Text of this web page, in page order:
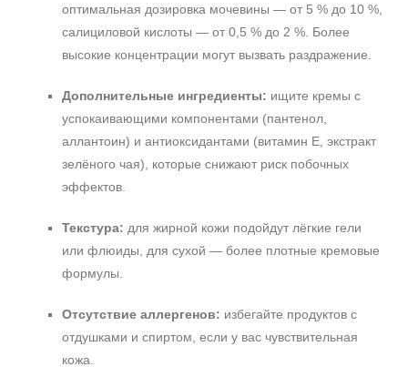
оптимальная дозировка мочевины — от 5 % до 10 %,
салициловой кислоты — от 0,5 % до 2 %. Более
высокие концентрации могут вызвать раздражение.
Дополнительные ингредиенты: ищите кремы с
успокаивающими компонентами (пантенол,
аллантоин) и антиоксидантами (витамин E, экстракт
зелёного чая), которые снижают риск побочных
эффектов.
Текстура: для жирной кожи подойдут лёгкие гели
или флюиды, для сухой — более плотные кремовые
формулы.
Отсутствие аллергенов: избегайте продуктов с
отдушками и спиртом, если у вас чувствительная
кожа.